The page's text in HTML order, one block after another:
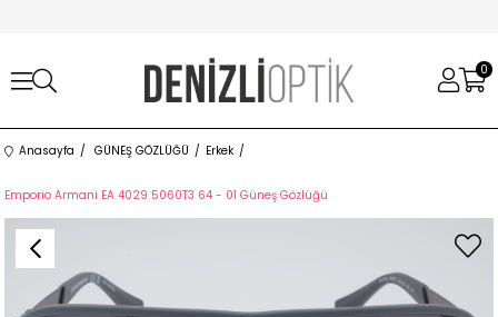
0
Anasayfa GÜNEŞ GÖZLÜĞÜ Erkek
Emporio Armani EA 4029 5060T3 64 - 01 Güneş Gözlüğü